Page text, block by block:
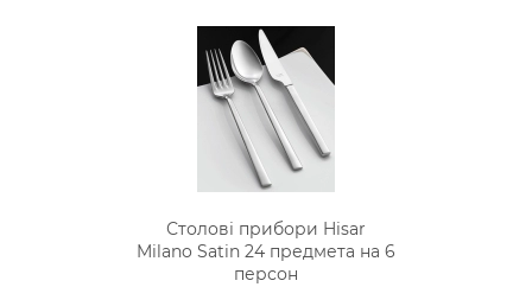
Столові прибори Hisar
Milano Satin 24 предмета на 6
персон